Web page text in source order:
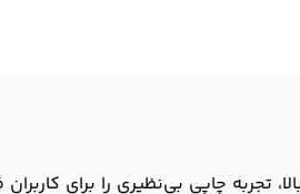
بالا، تجربه چاپی بی‌نظیری را برای